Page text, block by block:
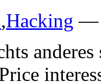
,Hacking —